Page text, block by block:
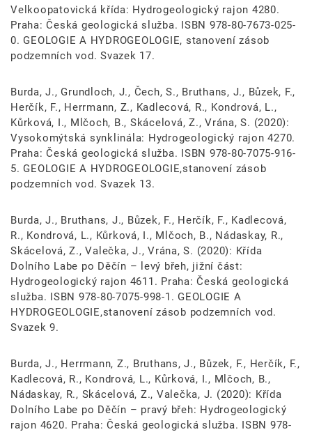
Velkoopatovická křída: Hydrogeologický rajon 4280.
Praha: Česká geologická služba. ISBN 978-80-7673-025-
0. GEOLOGIE A HYDROGEOLOGIE, stanovení zásob
podzemních vod. Svazek 17.
Burda, J., Grundloch, J., Čech, S., Bruthans, J., Bůzek, F.,
Herčík, F., Herrmann, Z., Kadlecová, R., Kondrová, L.,
Kůrková, I., Mlčoch, B., Skácelová, Z., Vrána, S. (2020):
Vysokomýtská synklinála: Hydrogeologický rajon 4270.
Praha: Česká geologická služba. ISBN 978-80-7075-916-
5. GEOLOGIE A HYDROGEOLOGIE,stanovení zásob
podzemních vod. Svazek 13.
Burda, J., Bruthans, J., Bůzek, F., Herčík, F., Kadlecová,
R., Kondrová, L., Kůrková, I., Mlčoch, B., Nádaskay, R.,
Skácelová, Z., Valečka, J., Vrána, S. (2020): Křída
Dolního Labe po Děčín – levý břeh, jižní část:
Hydrogeologický rajon 4611. Praha: Česká geologická
služba. ISBN 978-80-7075-998-1. GEOLOGIE A
HYDROGEOLOGIE,stanovení zásob podzemních vod.
Svazek 9.
Burda, J., Herrmann, Z., Bruthans, J., Bůzek, F., Herčík, F.,
Kadlecová, R., Kondrová, L., Kůrková, I., Mlčoch, B.,
Nádaskay, R., Skácelová, Z., Valečka, J. (2020): Křída
Dolního Labe po Děčín – pravý břeh: Hydrogeologický
rajon 4620. Praha: Česká geologická služba. ISBN 978-